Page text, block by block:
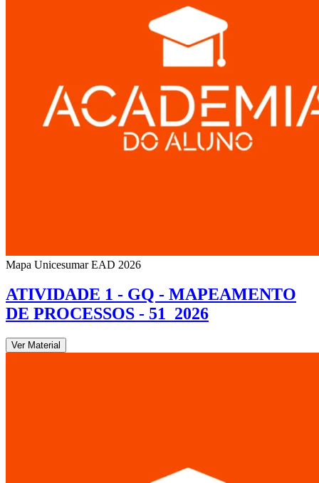
Mapa Unicesumar EAD 2026
ATIVIDADE 1 - GQ - MAPEAMENTO
DE PROCESSOS - 51_2026
Ver Material